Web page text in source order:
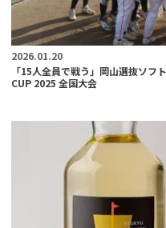
2026.01.20
「15人全員で戦う」岡山選抜ソフ
CUP 2025 全国大会